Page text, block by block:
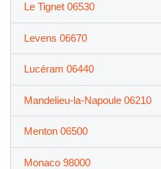
Le Tignet 06530
Levens 06670
Lucéram 06440
Mandelieu-la-Napoule 06210
Menton 06500
Monaco 98000